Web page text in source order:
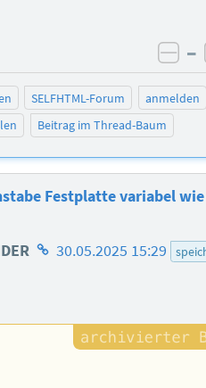
–
SELFHTML-Forum
anmelden
Beitrag im Thread-Baum
Festplatte variabel wie
Homepage
30.05.2025 15:29